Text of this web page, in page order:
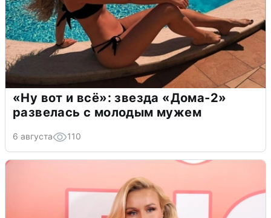
«Ну вот и всё»: звезда «Дома-2»
развелась с молодым мужем
6 августа 110